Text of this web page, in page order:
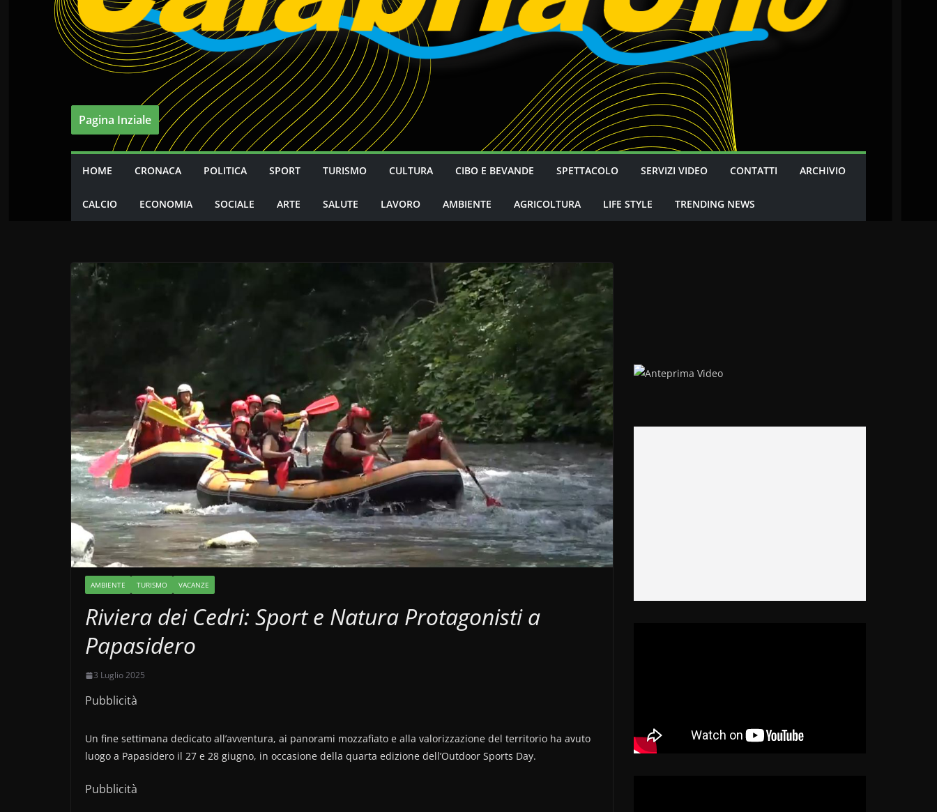
Pagina Inziale
HOME CRONACA POLITICA SPORT TURISMO CULTURA CIBO E BEVANDE SPETTACOLO SERVIZI VIDEO CONTATTI ARCHIVIO
CALCIO ECONOMIA SOCIALE ARTE SALUTE LAVORO AMBIENTE AGRICOLTURA LIFE STYLE TRENDING NEWS
AMBIENTE TURISMO VACANZE
Riviera dei Cedri: Sport e Natura Protagonisti a
Papasidero
3 Luglio 2025
Pubblicità
Un fine settimana dedicato all’avventura, ai panorami mozzafiato e alla valorizzazione del territorio ha avuto
luogo a Papasidero il 27 e 28 giugno, in occasione della quarta edizione dell’Outdoor Sports Day.
Pubblicità